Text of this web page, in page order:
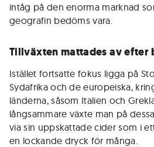
intåg på den enorma marknad
geografin bedöms vara.
Tillväxten mattades av efter
Istället fortsatte fokus ligga på
Sydafrika och de europeiska,
länderna, såsom Italien och
långsammare växte man på
via sin uppskattade cider som i
en lockande dryck för många.